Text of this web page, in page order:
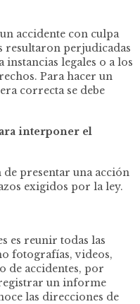
accidente con culpa
resultaron perjudicadas
legales o a los
Para hacer un
correcta se debe
interponer el
presentar una acción
exigidos por la ley.
es reunir todas las
fotografías, videos,
de accidentes, por
un informe
las direcciones de